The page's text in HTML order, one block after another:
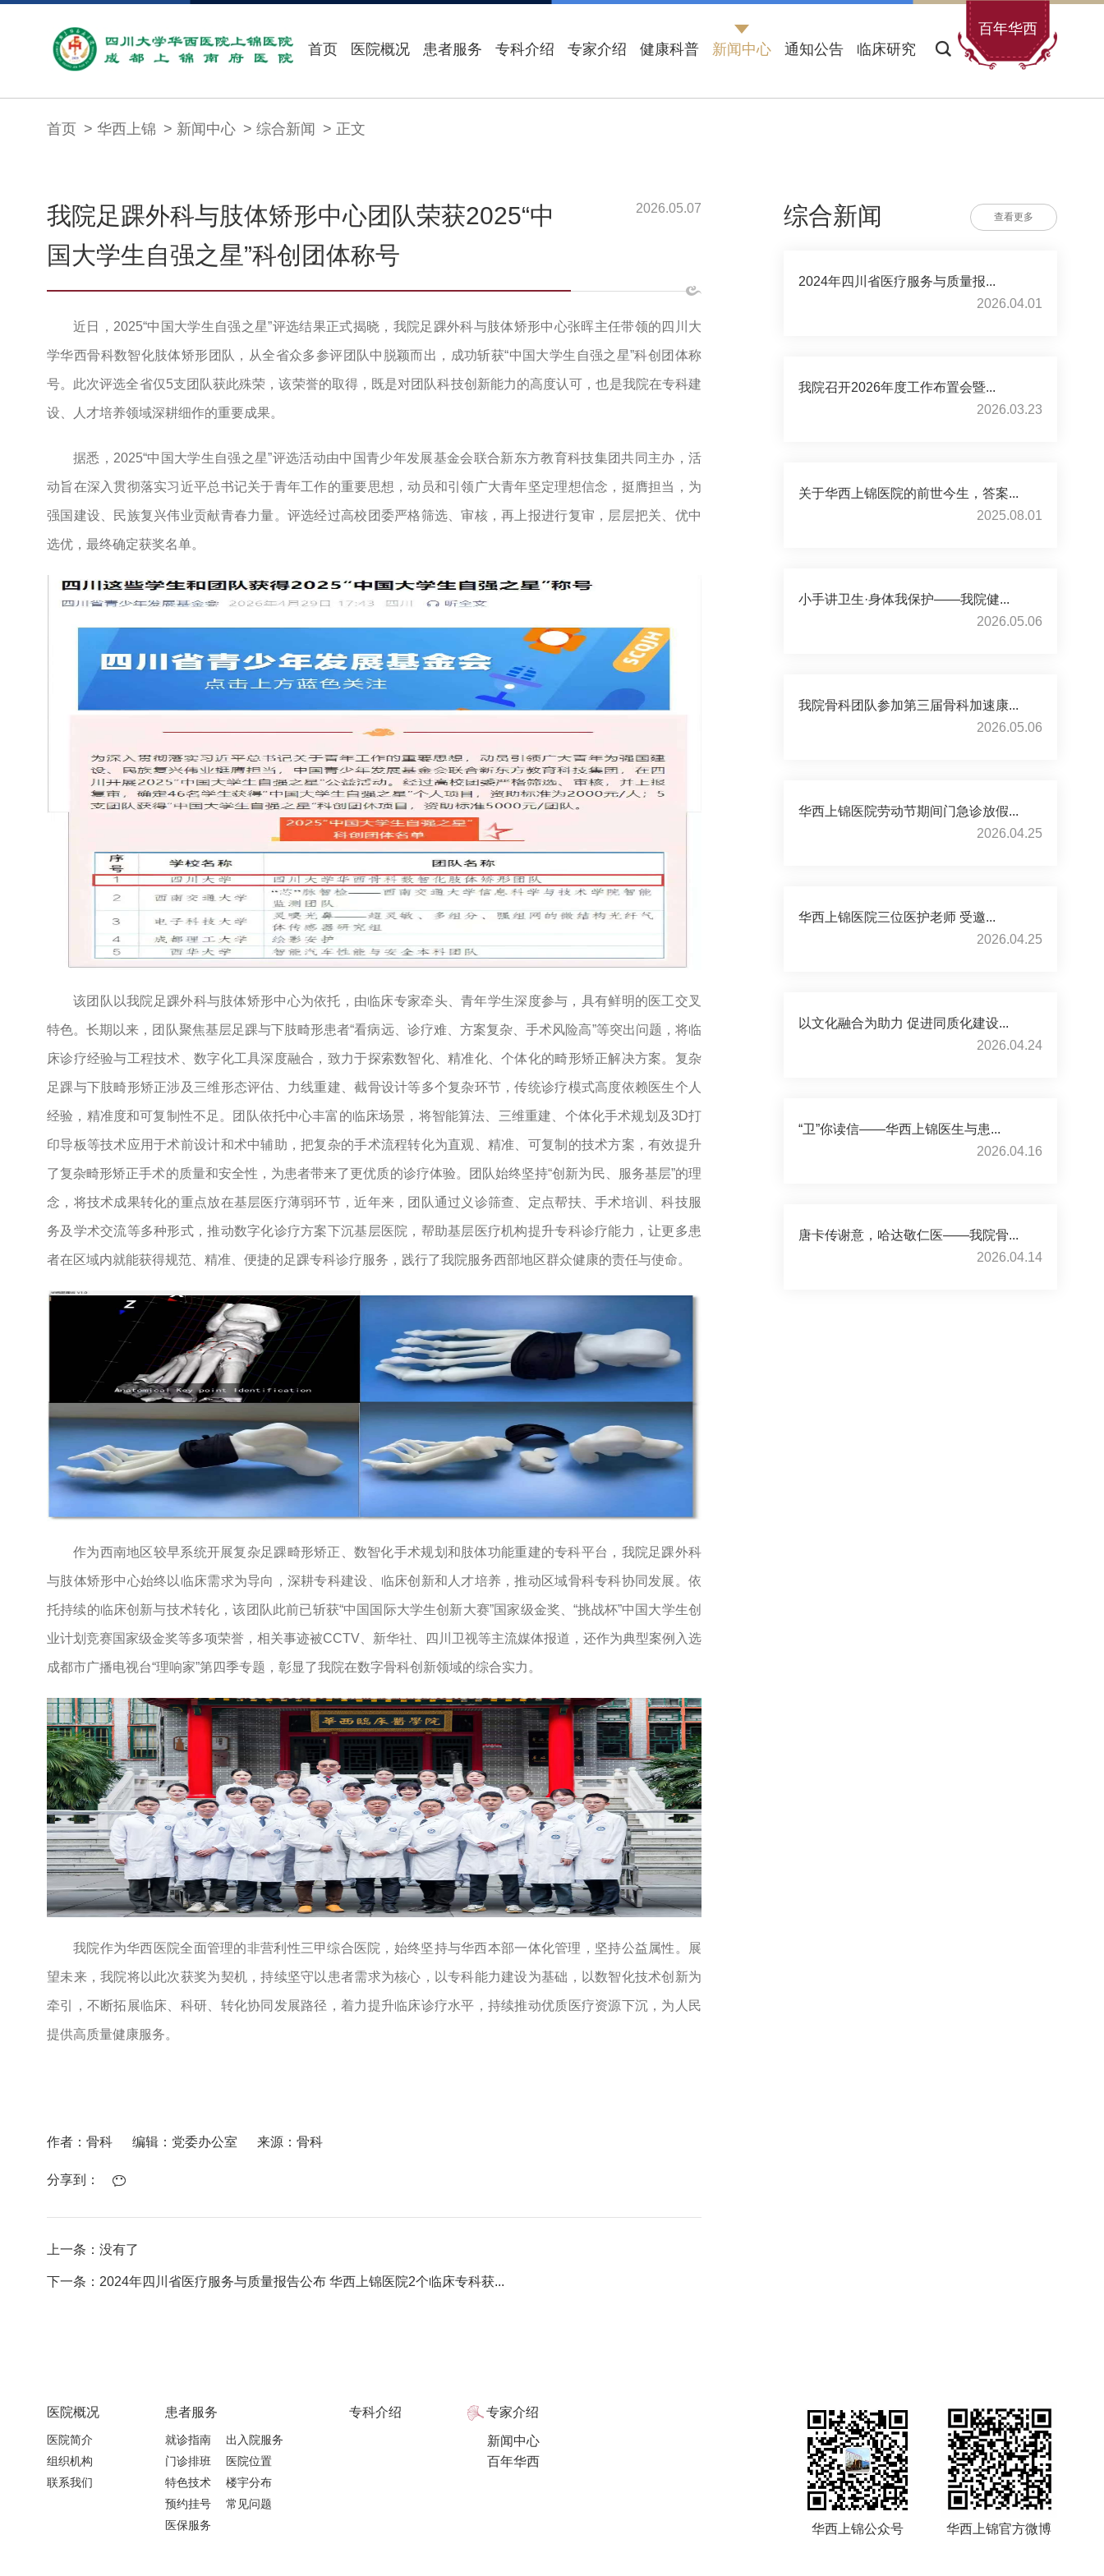
百年华西
首页
医院概况 患者服务 专科介绍 专家介绍 健康科普 新闻中心 通知公告 临床研究
首页 华西上锦 新闻中心 综合新闻 正文
我院足踝外科与肢体矫形中心团队荣获2025“中
国大学生自强之星”科创团体称号
2026.05.07
近日，2025“中国大学生自强之星”评选结果正式揭晓，我院足踝外科与肢体矫形中心张晖主任带领的四川大
学华西骨科数智化肢体矫形团队，从全省众多参评团队中脱颖而出，成功斩获“中国大学生自强之星”科创团体称
号。此次评选全省仅5支团队获此殊荣，该荣誉的取得，既是对团队科技创新能力的高度认可，也是我院在专科建
设、人才培养领域深耕细作的重要成果。
据悉，2025“中国大学生自强之星”评选活动由中国青少年发展基金会联合新东方教育科技集团共同主办，活
动旨在深入贯彻落实习近平总书记关于青年工作的重要思想，动员和引领广大青年坚定理想信念，挺膺担当，为
强国建设、民族复兴伟业贡献青春力量。评选经过高校团委严格筛选、审核，再上报进行复审，层层把关、优中
选优，最终确定获奖名单。
该团队以我院足踝外科与肢体矫形中心为依托，由临床专家牵头、青年学生深度参与，具有鲜明的医工交叉
特色。长期以来，团队聚焦基层足踝与下肢畸形患者“看病远、诊疗难、方案复杂、手术风险高”等突出问题，将临
床诊疗经验与工程技术、数字化工具深度融合，致力于探索数智化、精准化、个体化的畸形矫正解决方案。 复杂
足踝与下肢畸形矫正涉及三维形态评估、力线重建、截骨设计等多个复杂环节，传统诊疗模式高度依赖医生个人
经验，精准度和可复制性不足。团队依托中心丰富的临床场景，将智能算法、三维重建、个体化手术规划及3D打
印导板等技术应用于术前设计和术中辅助，把复杂的手术流程转化为直观、精准、可复制的技术方案，有效提升
了复杂畸形矫正手术的质量和安全性，为患者带来了更优质的诊疗体验。团队始终坚持“创新为民、服务基层”的理
念，将技术成果转化的重点放在基层医疗薄弱环节，近年来，团队通过义诊筛查、定点帮扶、手术培训、科技服
务及学术交流等多种形式，推动数字化诊疗方案下沉基层医院，帮助基层医疗机构提升专科诊疗能力，让更多患
者在区域内就能获得规范、精准、便捷的足踝专科诊疗服务，践行了我院服务西部地区群众健康的责任与使命。
作为西南地区较早系统开展复杂足踝畸形矫正、数智化手术规划和肢体功能重建的专科平台，我院足踝外科
与肢体矫形中心始终以临床需求为导向，深耕专科建设、临床创新和人才培养，推动区域骨科专科协同发展。依
托持续的临床创新与技术转化，该团队此前已斩获“中国国际大学生创新大赛”国家级金奖、“挑战杯”中国大学生创
业计划竞赛国家级金奖等多项荣誉，相关事迹被CCTV、新华社、四川卫视等主流媒体报道，还作为典型案例入选
成都市广播电视台“理响家”第四季专题，彰显了我院在数字骨科创新领域的综合实力。
我院作为华西医院全面管理的非营利性三甲综合医院，始终坚持与华西本部一体化管理，坚持公益属性。展
望未来，我院将以此次获奖为契机，持续坚守以患者需求为核心，以专科能力建设为基础，以数智化技术创新为
牵引，不断拓展临床、科研、转化协同发展路径，着力提升临床诊疗水平，持续推动优质医疗资源下沉，为人民
提供高质量健康服务。
作者：骨科 编辑：党委办公室 来源：骨科
分享到：
上一条：没有了
下一条：2024年四川省医疗服务与质量报告公布 华西上锦医院2个临床专科获...
综合新闻 查看更多
2024年四川省医疗服务与质量报...
2026.04.01
我院召开2026年度工作布置会暨...
2026.03.23
关于华西上锦医院的前世今生，答案...
2025.08.01
小手讲卫生·身体我保护——我院健...
2026.05.06
我院骨科团队参加第三届骨科加速康...
2026.05.06
华西上锦医院劳动节期间门急诊放假...
2026.04.25
华西上锦医院三位医护老师 受邀...
2026.04.25
以文化融合为助力 促进同质化建设...
2026.04.24
“卫”你读信——华西上锦医生与患...
2026.04.16
唐卡传谢意，哈达敬仁医——我院骨...
2026.04.14
医院概况
医院简介
组织机构
联系我们
患者服务
就诊指南
门诊排班
特色技术
预约挂号
医保服务
出入院服务
医院位置
楼宇分布
常见问题
专科介绍 专家介绍
新闻中心
百年华西
华西上锦公众号 华西上锦官方微博